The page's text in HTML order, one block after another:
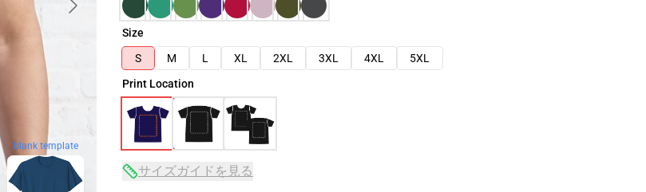
blank template
Size
S
M L XL 2XL 3XL 4XL
5XL
Print Location
サイズガイドを見る